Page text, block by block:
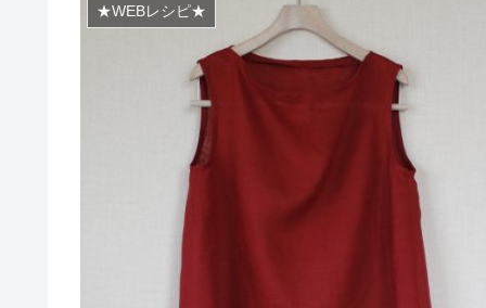
★WEBレシピ★